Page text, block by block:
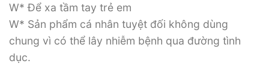
W* Để xa tầm tay trẻ em
W* Sản phẩm cá nhân tuyệt đối không dùng
chung vì có thể lây nhiễm bệnh qua đường tình
dục.